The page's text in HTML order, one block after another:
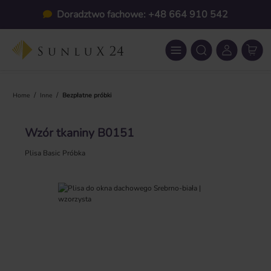
Przejdź do głównej zawartościDoradztwo fachowe: +48 664 910 542
Home / Inne / Bezpłatne próbki
Wzór tkaniny B0151
Plisa Basic Próbka
Pomiń galerię zdjęć